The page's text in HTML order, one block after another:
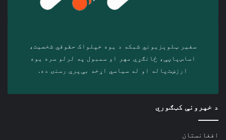
سفیر ټلوېزیوني شبکه د‎ یوه خپلواک حقوقي شخصیت،
اساس‌پاڼې، ځانګړي مهر او سمبول په لرلو سره ‎یوه
ارزښت‌پاله او ‎له سیاسي اړخه بې‌پرې رسنۍ ده.
د خپرونې کټګوري
افغانستان